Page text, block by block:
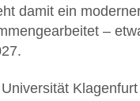
damit ein
–